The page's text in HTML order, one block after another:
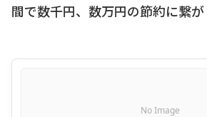
間で数千円、数万円の節約に繋が
No Image